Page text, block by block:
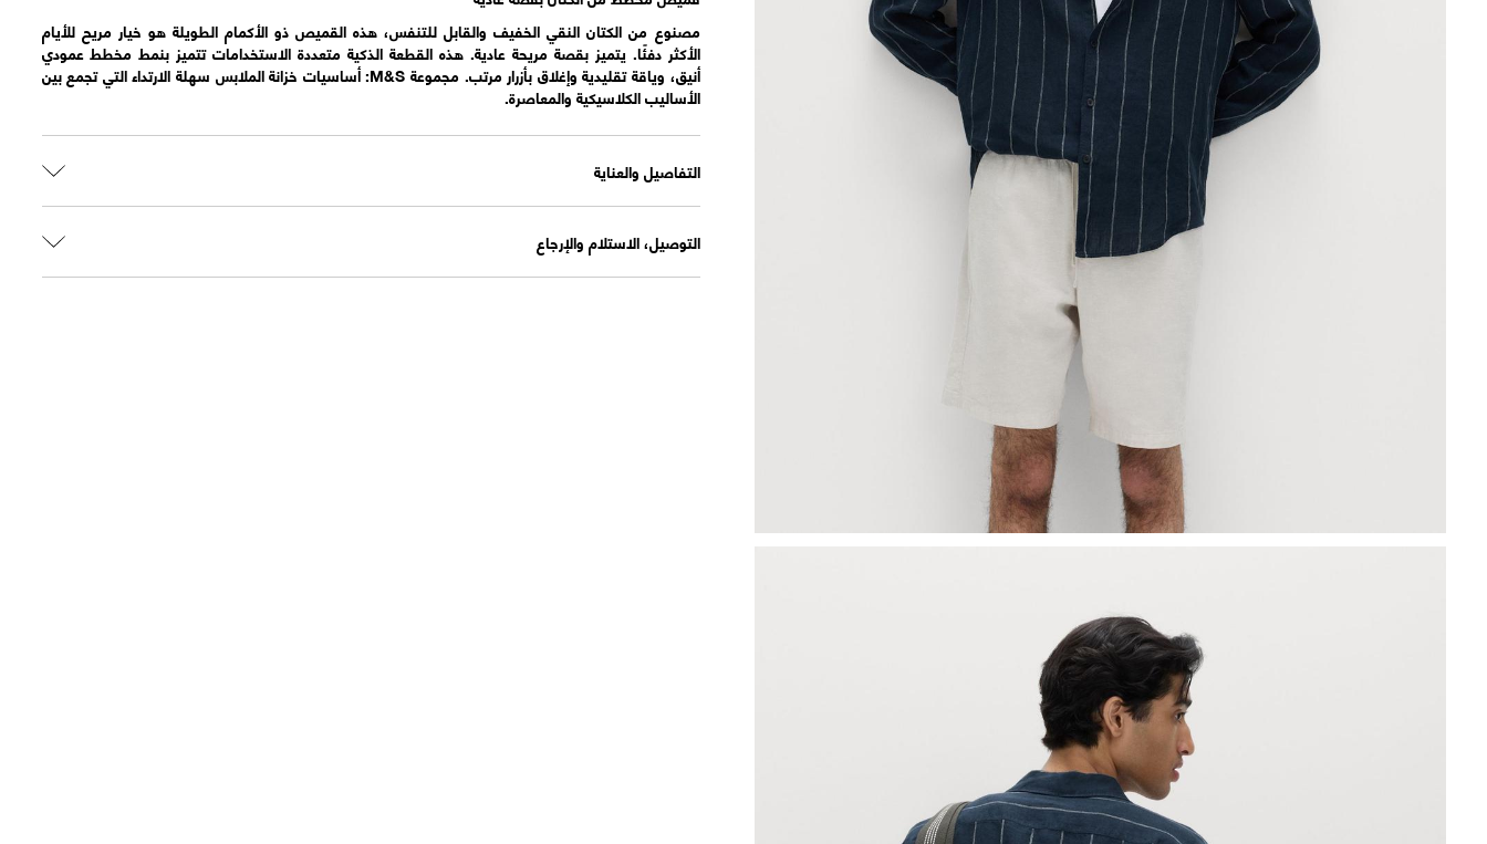
مصنوع من الكتان النقي الخفيف والقابل للتنفس، هذه القميص ذو الأكمام الطويلة هو خيار مريح للأيام
الأكثر دفئًا. يتميز بقصة مريحة عادية. هذه القطعة الذكية متعددة الاستخدامات تتميز بنمط مخطط عمودي
أنيق، وياقة تقليدية وإغلاق بأزرار مرتب. مجموعة M&S: أساسيات خزانة الملابس سهلة الارتداء التي تجمع بين
الأساليب الكلاسيكية والمعاصرة.
التفاصيل والعناية
التوصيل، الاستلام والإرجاع